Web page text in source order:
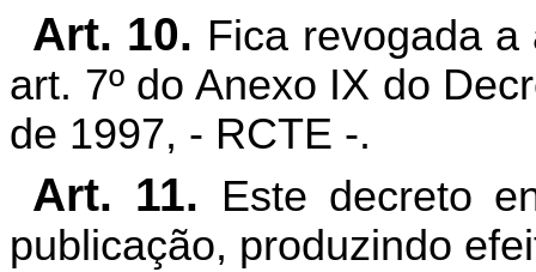
Art. 10. Fica revogada a
art. 7º do Anexo IX do
de 1997, - RCTE -.
Art. 11. Este decreto
publicação, produzindo